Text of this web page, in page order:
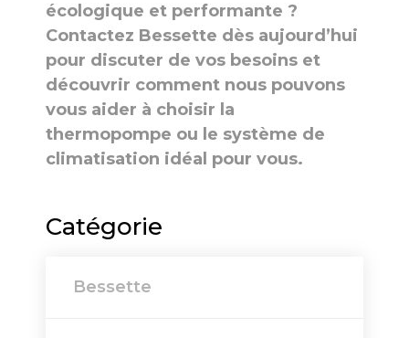
écologique et performante ?
Contactez Bessette dès aujourd’hui
pour discuter de vos besoins et
découvrir comment nous pouvons
vous aider à choisir la
thermopompe ou le système de
climatisation idéal pour vous.
Catégorie
Bessette